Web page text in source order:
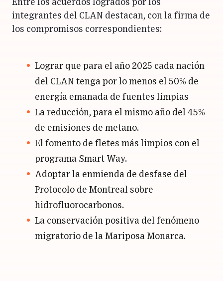
Entre los acuerdos logrados por los
integrantes del CLAN destacan, con la firma de
los compromisos correspondientes:
Lograr que para el año 2025 cada nación
del CLAN tenga por lo menos el 50% de
energía emanada de fuentes limpias
La reducción, para el mismo año del 45%
de emisiones de metano.
El fomento de fletes más limpios con el
programa Smart Way.
Adoptar la enmienda de desfase del
Protocolo de Montreal sobre
hidrofluorocarbonos.
La conservación positiva del fenómeno
migratorio de la Mariposa Monarca.